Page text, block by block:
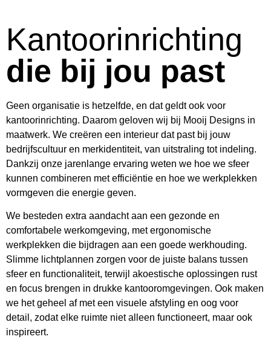
Kantoorinrichting
die bij jou past
Geen organisatie is hetzelfde, en dat geldt ook voor
kantoorinrichting. Daarom geloven wij bij Mooij Designs in
maatwerk. We creëren een interieur dat past bij jouw
bedrijfscultuur en merkidentiteit, van uitstraling tot indeling.
Dankzij onze jarenlange ervaring weten we hoe we sfeer
kunnen combineren met efficiëntie en hoe we werkplekken
vormgeven die energie geven.
We besteden extra aandacht aan een gezonde en
comfortabele werkomgeving, met ergonomische
werkplekken die bijdragen aan een goede werkhouding.
Slimme lichtplannen zorgen voor de juiste balans tussen
sfeer en functionaliteit, terwijl akoestische oplossingen rust
en focus brengen in drukke kantooromgevingen. Ook maken
we het geheel af met een visuele afstyling en oog voor
detail, zodat elke ruimte niet alleen functioneert, maar ook
inspireert.